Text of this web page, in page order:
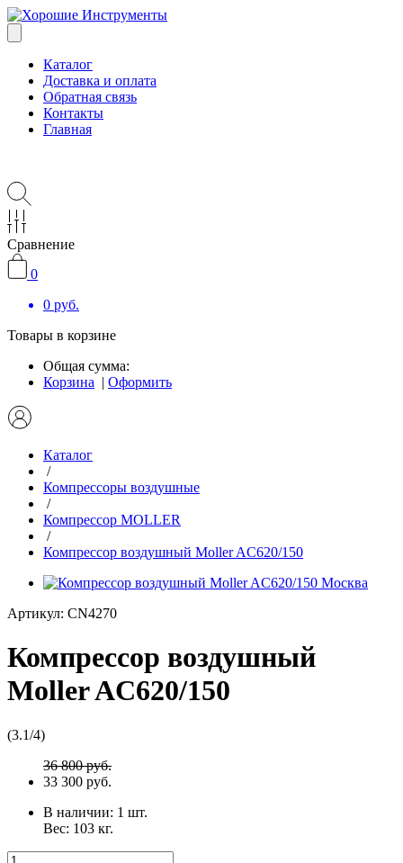
Каталог
Доставка и оплата
Обратная связь
Контакты
Главная
Сравнение
0
0 руб.
Товары в корзине
Общая сумма:
Корзина | Оформить
Каталог
/
Компрессоры воздушные
/
Компрессор MOLLER
/
Компрессор воздушный Moller AC620/150
Артикул: CN4270
Компрессор воздушный
Moller AC620/150
(3.1/4)
36 800 руб.
33 300 руб.
В наличии: 1 шт.
Вес: 103 кг.